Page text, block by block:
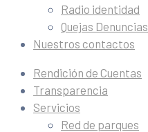
Radio identidad
Quejas Denuncias
Nuestros contactos
Rendición de Cuentas
Transparencia
Servicios
Red de parques